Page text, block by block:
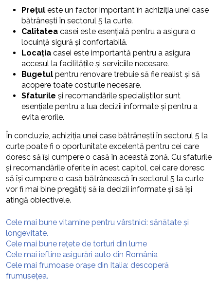
Prețul este un factor important în achiziția unei case
bătrânești în sectorul 5 la curte.
Calitatea casei este esențială pentru a asigura o
locuință sigură și confortabilă.
Locația casei este importantă pentru a asigura
accesul la facilitățile și serviciile necesare.
Bugetul pentru renovare trebuie să fie realist și să
acopere toate costurile necesare.
Sfaturile și recomandările specialiștilor sunt
esențiale pentru a lua decizii informate și pentru a
evita erorile.
În concluzie, achiziția unei case bătrânești în sectorul 5 la
curte poate fi o oportunitate excelentă pentru cei care
doresc să își cumpere o casă în această zonă. Cu sfaturile
și recomandările oferite în acest capitol, cei care doresc
să își cumpere o casă bătrânească în sectorul 5 la curte
vor fi mai bine pregătiți să ia decizii informate și să își
atingă obiectivele.
Cele mai bune vitamine pentru vârstnici: sănătate și
longevitate.
Cele mai bune rețete de torturi din lume
Cele mai ieftine asigurări auto din România
Cele mai frumoase orașe din Italia: descoperă
frumusețea.